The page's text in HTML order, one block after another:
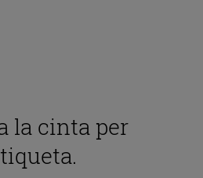
la cinta per